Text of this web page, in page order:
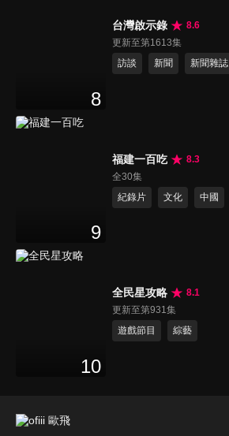
8
台灣啟示錄
8.6
更新至第1613集
訪談
新聞 新聞雜誌
9
福建一百吃
8.3
全30集
紀錄片
文化 中國
10
全民星攻略
8.1
更新至第931集
遊戲節目
綜藝